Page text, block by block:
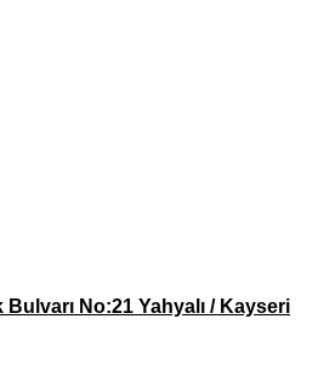
No:21 Yahyalı / Kayseri